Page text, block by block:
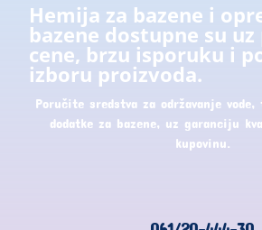
Hemija za bazene i
bazene dostupne su
cene, brzu isporuku i
izboru proizvoda.
Poručite sredstva za održavanje
dodatke za bazene, uz garanciju
kupovinu.